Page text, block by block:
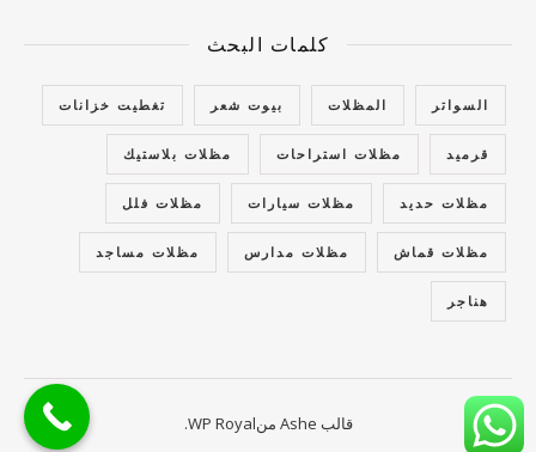
كلمات البحث
السواتر المظلات بيوت شعر تغطيت خزانات
قرميد مظلات استراحات مظلات بلاستيك
مظلات حديد مظلات سيارات مظلات فلل
مظلات قماش مظلات مدارس مظلات مساجد
هناجر
قالب Ashe من WP Royal
.